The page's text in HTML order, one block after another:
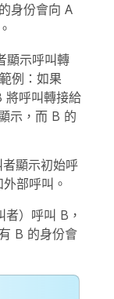
身份會向 A
顯示呼叫轉
例：如果
將呼叫轉接給
示，而 B 的
顯示初始呼
部呼叫。
）呼叫 B，
B 的身份會